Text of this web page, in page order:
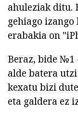
ahuleziak ditu.
gehiago
erabakia on
Beraz, bide №1
alde batera
kexatu bizi
eta galdera ez